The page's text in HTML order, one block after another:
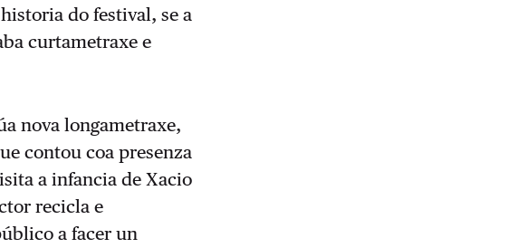
do festival, se a
curtametraxe e
nova longametraxe,
contou coa presenza
a infancia de Xacio
recicla e
a facer un